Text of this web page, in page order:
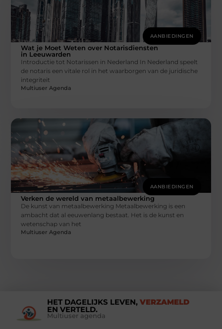
AANBIEDINGEN
Wat je Moet Weten over Notarisdiensten
in Leeuwarden
Introductie tot Notarissen in Nederland In Nederland speelt
de notaris een vitale rol in het waarborgen van de juridische
integriteit
Multiuser Agenda
AANBIEDINGEN
Verken de wereld van metaalbewerking
De kunst van metaalbewerking Metaalbewerking is een
ambacht dat al eeuwenlang bestaat. Het is de kunst en
wetenschap van het
Multiuser Agenda
HET DAGELIJKS LEVEN, VERZAMELD
EN VERTELD.
Multiuser agenda